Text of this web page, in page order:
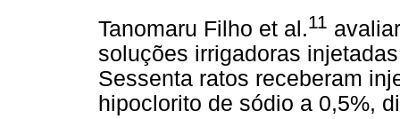
Tanomaru Filho et al.11
soluções irrigadoras
Sessenta ratos receberam
hipoclorito de sódio a 0,5%,